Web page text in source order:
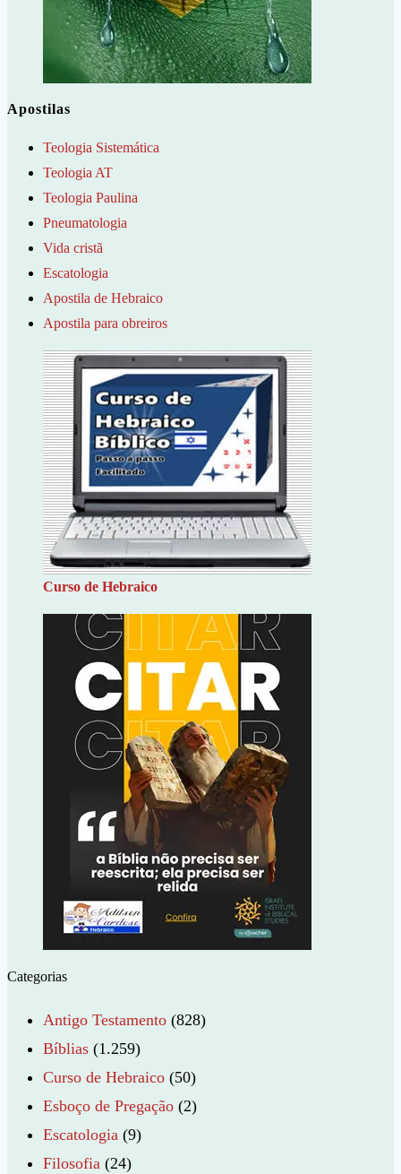
Apostilas
Teologia Sistemática
Teologia AT
Teologia Paulina
Pneumatologia
Vida cristã
Escatologia
Apostila de Hebraico
Apostila para obreiros
Curso de Hebraico
Categorias
Antigo Testamento (828)
Bíblias (1.259)
Curso de Hebraico (50)
Esboço de Pregação (2)
Escatologia (9)
Filosofia (24)